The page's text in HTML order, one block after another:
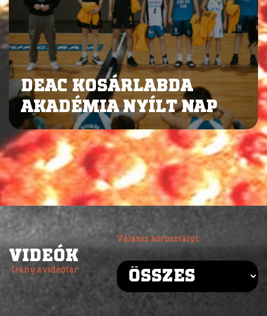
DEAC KOSÁRLABDA
AKADÉMIA NYÍLT NAP
VIDEÓK
Irány a videótár
Válassz korosztályt: